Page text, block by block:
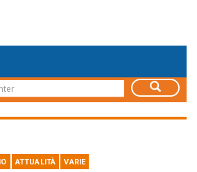
ATTUALITÀ VARIE